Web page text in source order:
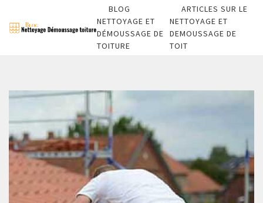
BLOG
NETTOYAGE ET
DÉMOUSSAGE DE
TOITURE
ARTICLES SUR LE
NETTOYAGE ET
DEMOUSSAGE DE
TOIT